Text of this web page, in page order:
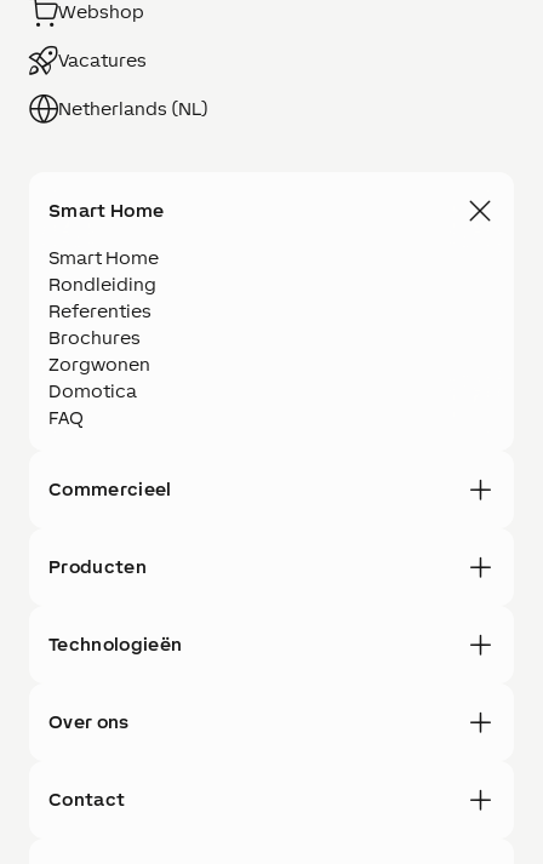
Webshop
Vacatures
Netherlands (NL)
Smart Home
Smart Home
Rondleiding
Referenties
Brochures
Zorgwonen
Domotica
FAQ
Commercieel
Producten
Technologieën
Over ons
Contact